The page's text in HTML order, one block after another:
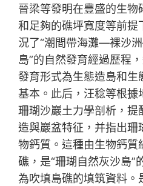
晉梁等發明在豐盛的生
和足夠的礁坪寬度等前提
況了“潮間帶海灘—裸沙
島”的自然發育經過歷程
發育形式為生態造島和生
基本。此后，汪稔等根據
珊瑚沙巖土力學剖析，提
造與巖盆特征，并指出珊
物鈣質。這種由生物鈣質
礁，是“珊瑚自然灰沙島”
為吹填島礁的填筑資料。